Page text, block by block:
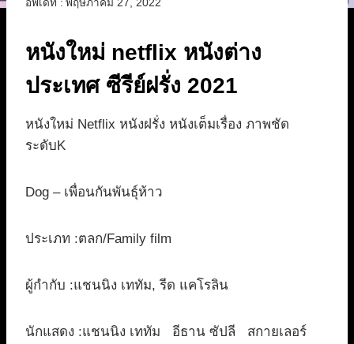
อัพเดท : พฤษภาคม 27, 2022
หนังใหม่ netflix หนังต่าง
ประเทศ ซีรีย์ฝรั่ง 2021
หนังใหม่ Netflix หนังฝรั่ง หนังเต็มเรื่อง ภาพชัด
ระดับK
Dog – เพื่อนกันพันธุ์ห้าว
ประเภท :ตลก/Family film
ผู้กำกับ :แชนนิง เททัม, รีด แคโรลิน
นักแสดง :แชนนิง เททัม อีธาน ซัปลี สกายเลอร์